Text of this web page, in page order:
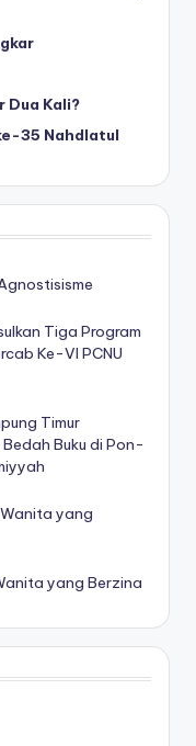
Dua Kali?
35 Nahdlatul
Tiga Program
Ke-VI PCNU
Timur
Buku di Pon-
yang
yang Berzina